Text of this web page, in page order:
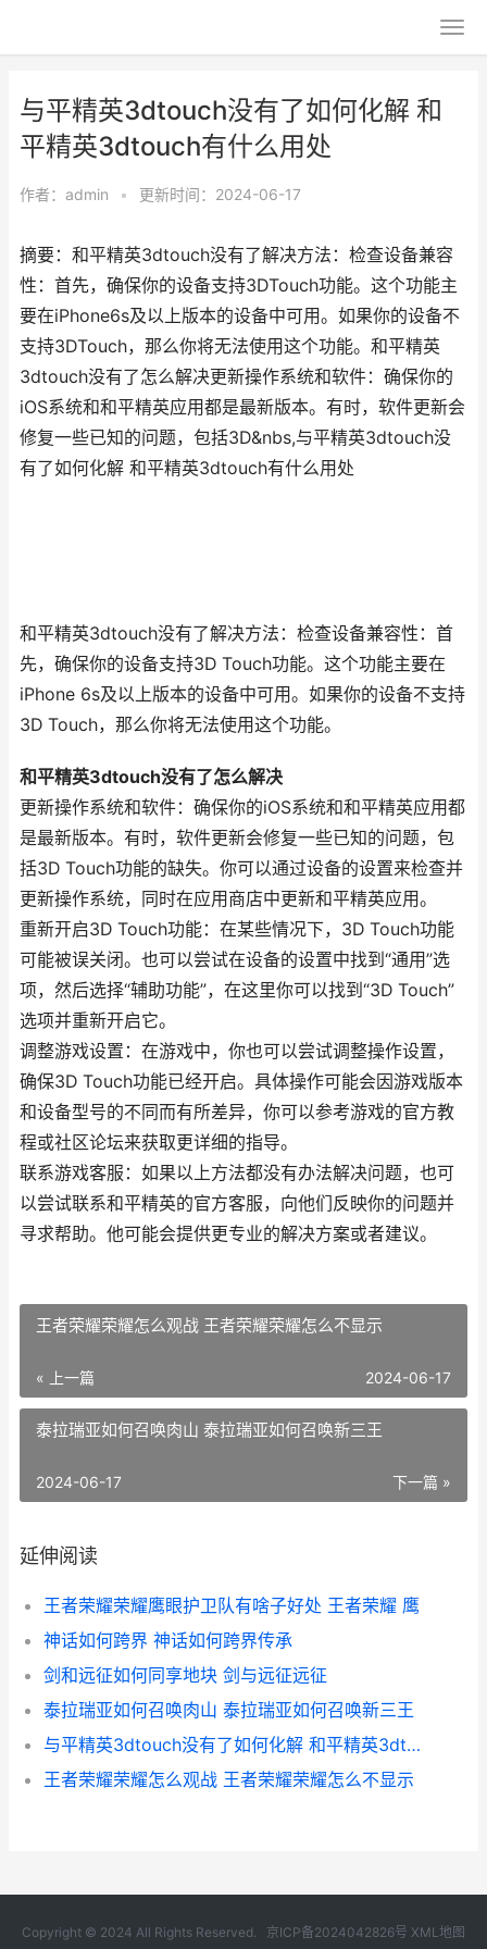
与平精英3dtouch没有了如何化解 和
平精英3dtouch有什么用处
作者： admin • 更新时间：2024-06-17
摘要：和平精英3dtouch没有了解决方法：检查设备兼容
性：首先，确保你的设备支持3DTouch功能。这个功能主
要在iPhone6s及以上版本的设备中可用。如果你的设备不
支持3DTouch，那么你将无法使用这个功能。和平精英
3dtouch没有了怎么解决更新操作系统和软件：确保你的
iOS系统和和平精英应用都是最新版本。有时，软件更新会
修复一些已知的问题，包括3D&nbs,与平精英3dtouch没
有了如何化解 和平精英3dtouch有什么用处
和平精英3dtouch没有了解决方法：检查设备兼容性：首
先，确保你的设备支持3D Touch功能。这个功能主要在
iPhone 6s及以上版本的设备中可用。如果你的设备不支持
3D Touch，那么你将无法使用这个功能。
和平精英3dtouch没有了怎么解决
更新操作系统和软件：确保你的iOS系统和和平精英应用都
是最新版本。有时，软件更新会修复一些已知的问题，包
括3D Touch功能的缺失。你可以通过设备的设置来检查并
更新操作系统，同时在应用商店中更新和平精英应用。
重新开启3D Touch功能：在某些情况下，3D Touch功能
可能被误关闭。也可以尝试在设备的设置中找到“通用”选
项，然后选择“辅助功能”，在这里你可以找到“3D Touch”
选项并重新开启它。
调整游戏设置：在游戏中，你也可以尝试调整操作设置，
确保3D Touch功能已经开启。具体操作可能会因游戏版本
和设备型号的不同而有所差异，你可以参考游戏的官方教
程或社区论坛来获取更详细的指导。
联系游戏客服：如果以上方法都没有办法解决问题，也可
以尝试联系和平精英的官方客服，向他们反映你的问题并
寻求帮助。他可能会提供更专业的解决方案或者建议。
王者荣耀荣耀怎么观战 王者荣耀荣耀怎么不显示
« 上一篇 2024-06-17
泰拉瑞亚如何召唤肉山 泰拉瑞亚如何召唤新三王
下一篇 »
2024-06-17
延伸阅读
王者荣耀荣耀鹰眼护卫队有啥子好处 王者荣耀 鹰
神话如何跨界 神话如何跨界传承
剑和远征如何同享地块 剑与远征远征
泰拉瑞亚如何召唤肉山 泰拉瑞亚如何召唤新三王
与平精英3dtouch没有了如何化解 和平精英3dtouch有什么用处
王者荣耀荣耀怎么观战 王者荣耀荣耀怎么不显示
Copyright © 2024 All Rights Reserved. 京ICP备2024042826号 XML地图